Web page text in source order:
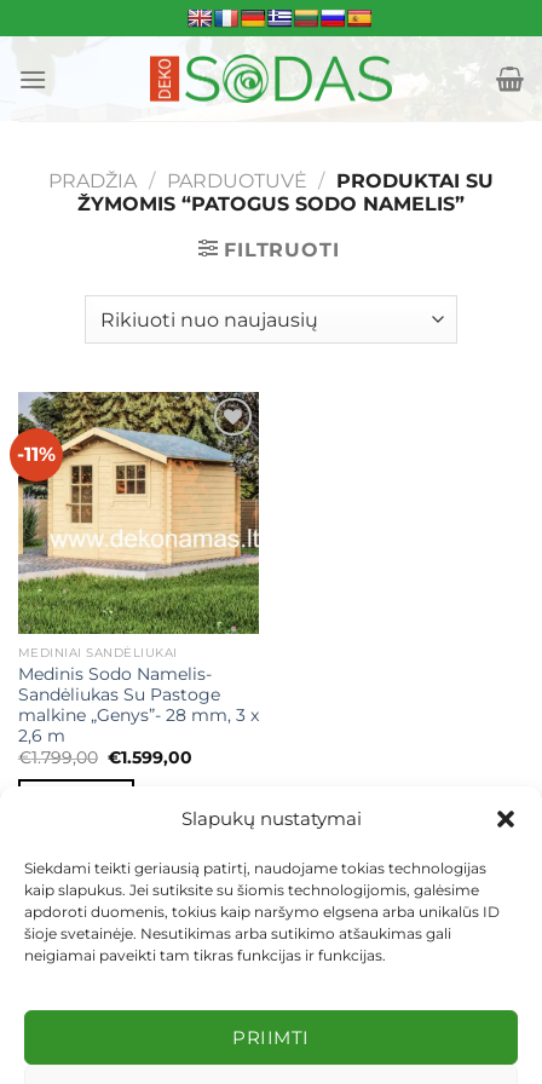
Slapukų nustatymai
Siekdami teikti geriausią patirtį, naudojame tokias technologijas
kaip slapukus. Jei sutiksite su šiomis technologijomis, galėsime
apdoroti duomenis, tokius kaip naršymo elgsena arba unikalūs ID
šioje svetainėje. Nesutikimas arba sutikimo atšaukimas gali
neigiamai paveikti tam tikras funkcijas ir funkcijas.
PRIIMTI
to
content
PRADŽIA / PARDUOTUVĖ / PRODUKTAI SU
ŽYMOMIS “PATOGUS SODO NAMELIS”
FILTRUOTI
-11% Mėgstamiausias
MEDINIAI SANDĖLIUKAI
Medinis Sodo Namelis-
Sandėliukas Su Pastoge
malkine „Genys”- 28 mm, 3 x
2,6 m
€1.799,00 Original
was:
€1.599,00Current
KEITIMAS IR GRĄŽINIMAS
PRIVATUMO POLITIKA
Visos teisės saugomos 2026 ©dekosodas.lt